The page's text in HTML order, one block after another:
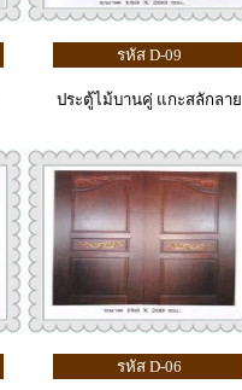
รหัส D-09
ประตู้ไม้บานคู่ แกะสลักลาย
รหัส D-06